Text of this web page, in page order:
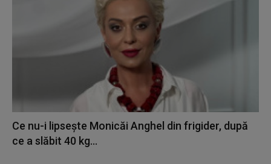
Ce nu-i lipsește Monicăi Anghel din frigider, după
ce a slăbit 40 kg...